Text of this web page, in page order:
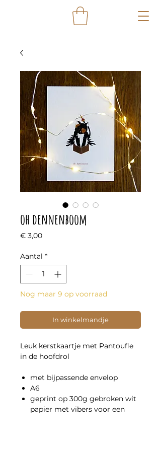
oh dennenboom
€ 3,00Prijs
Aantal *
Nog maar 9 op voorraad
In winkelmandje
Leuk kerstkaartje met Pantoufle
in de hoofdrol
met bijpassende envelop
A6
geprint op 300g gebroken wit
papier met vibers voor een